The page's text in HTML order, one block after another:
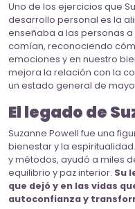
Uno de los ejercicios que
desarrollo personal es la
enseñaba a las personas
comían, reconociendo
emociones y en nuestro
mejora la relación con la
un estado general de
El legado de
Suzanne Powell fue una
bienestar y la
y métodos, ayudó a miles
equilibrio y paz interior. Su
que dejó y en las vidas
autoconfianza y